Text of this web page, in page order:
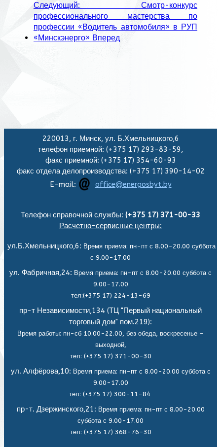
Следующий: Смотр-конкурс
профессионального мастерства по
профессии «Водитель автомобиля» в РУП
«Минскэнерго» Вперед
220013, г. Минск, ул. Б.Хмельницкого,6
телефон приемной: (+375 17) 293-83-59,
факс приемной: (+375 17) 354-60-93
факс отдела делопроизводства: (+375 17) 390-14-02
E-mail:
office@energosbyt.by
Телефон справочной службы: (+375 17) 371-00-33
Расчетно-сервисные центры:
ул.Б.Хмельницкого,6: Время приема: пн-пт с 8.00-20.00 суббота
с 9.00-17.00
ул. Фабричная,24: Время приема: пн-пт с 8.00-20.00 суббота с
9.00-17.00
тел:(+375 17) 224-13-69
пр-т Независимости,134 (ТЦ "Первый национальный
торговый дом" пом.219):
Время работы: пн-сб 10.00-22.00, без обеда, воскресенье -
выходной,
тел: (+375 17) 371-00-30
ул. Алфёрова,10: Время приема: пн-пт с 8.00-20.00 суббота с
9.00-17.00
тел: (+375 17) 300-11-84
пр-т. Дзержинского,21: Время приема: пн-пт с 8.00-20.00
суббота с 9.00-17.00
тел: (+375 17) 368-76-30